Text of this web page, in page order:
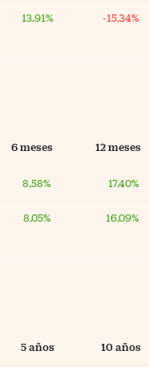
13,91% -15,34%
6 meses 12 meses
8,58% 17,40%
8,05% 16,09%
5 años 10 años